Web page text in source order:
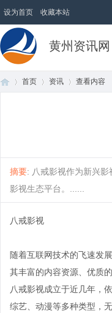
设为首页 收藏本站
黄州资讯网
首页 资讯 查看内容
摘要: 八戒影视作为新兴
影视生态平台。......
八戒影视
随着互联网技术的飞速发
其丰富的内容资源、优质
八戒影视成立于近几年，
综艺、动漫等多种类型，